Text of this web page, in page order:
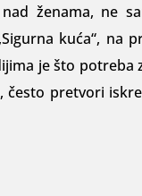
ženama, ne
kuća“, na
je što potreba
pretvori